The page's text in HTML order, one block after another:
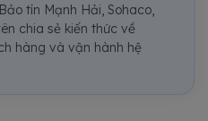
tín Mạnh Hải, Sohaco,
chia sẻ kiến thức về
hàng và vận hành hệ